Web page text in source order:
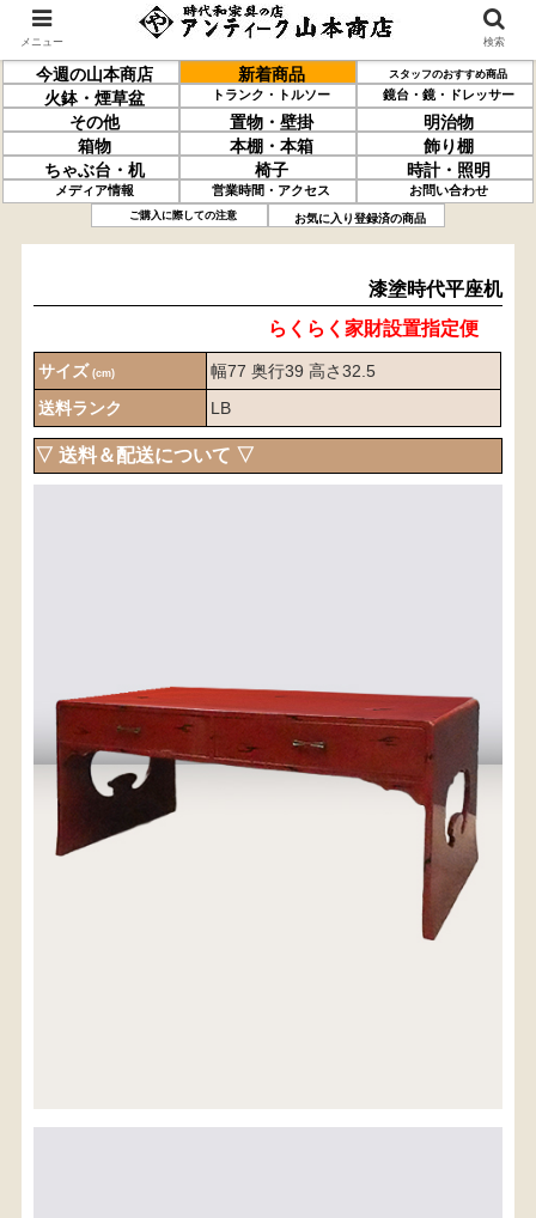
今週の山本商店 新着商品 スタッフのおすすめ商品
火鉢・煙草盆 トランク・トルソー 鏡台・鏡・ドレッサー
その他 置物・壁掛
明治物
箱物
本棚・本箱
飾り棚
ちゃぶ台・机
椅子 時計・照明
メディア情報 営業時間・アクセス お問い合わせ
ご購入に際しての注意 お気に入り登録済の商品
時代平座机
漆塗時代平座机
らくらく家財設置指定便
サイズ (cm)
幅77 奥行39 高さ32.5
送料ランク
LB
▽ 送料＆配送について ▽
・配送についての詳細は、こちら→
【送料を確認する】
お届け先、送料ランクを選択する事で送料が表
メニュー 検索